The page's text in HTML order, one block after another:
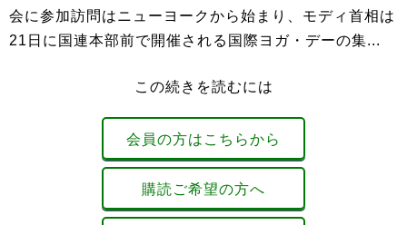
会に参加訪問はニューヨークから始まり、モディ首相は
21日に国連本部前で開催される国際ヨガ・デーの集...
この続きを読むには
会員の方はこちらから
購読ご希望の方へ